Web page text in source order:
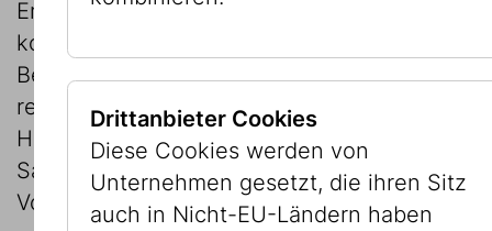
Erbensuche als aussichtsreich herausstellte,
konnte bei den Bildern der Sammlung
Berger kein Hinweis auf einen Vorbesitzer
respektive Erben ausgemacht werden.
Hinsichtlich der vier Bilder aus der
Sammlung IKG liegt die Entscheidung beim
Vorstand der IKG.
Drittanbieter Cookies
Diese Cookies werden von
Unternehmen gesetzt, die ihren Sitz
auch in Nicht-EU-Ländern haben